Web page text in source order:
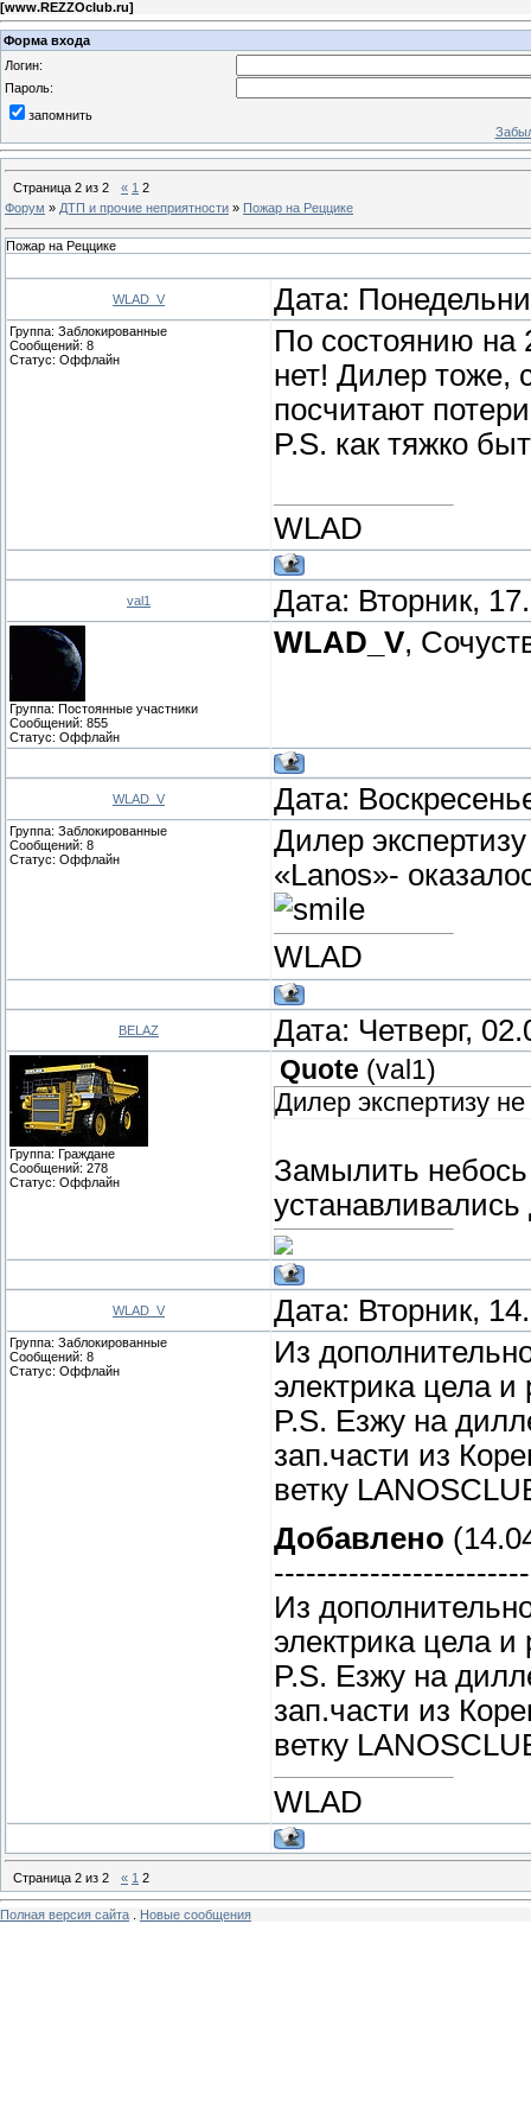
[www.REZZOclub.ru]
Форма входа
Логин:
Пароль:
запомнить
Страница 2 из 2 « 1 2
Форум » ДТП и прочие неприятности » Пожар на Реццике
Пожар на Реццике
WLAD_V Дата:
Группа: Заблокированные
Сообщений: 8
Статус: Оффлайн
По состоянию на
нет! Дилер тоже,
посчитают
P.S. как тяжко
WLAD
val1 Дата: Вторник,
Группа: Постоянные участники
Сообщений: 855
Статус: Оффлайн
WLAD_V,
WLAD_V Дата:
Группа: Заблокированные
Сообщений: 8
Статус: Оффлайн
Дилер
«Lanos»-
WLAD
BELAZ Дата: Четверг,
Группа: Граждане
Сообщений: 278
Статус: Оффлайн
Quote (val1)
Дилер экспертизу
Замылить небось
WLAD_V Дата: Вторник,
Группа: Заблокированные
Сообщений: 8
Статус: Оффлайн
Из
электрика цела и
P.S. Езжу на
зап.части из
ветку
Добавлено
Из
электрика цела и
P.S. Езжу на
зап.части из
ветку
WLAD
Страница 2 из 2 « 1 2
Полная версия сайта Новые сообщения